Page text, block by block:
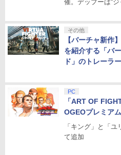
催。デップーは“
その他
【バーチャ新作
を紹介する「バ
ド」のトレーラ
PC
「ART OF
OGEOプレミア
「キング」と「
て追加